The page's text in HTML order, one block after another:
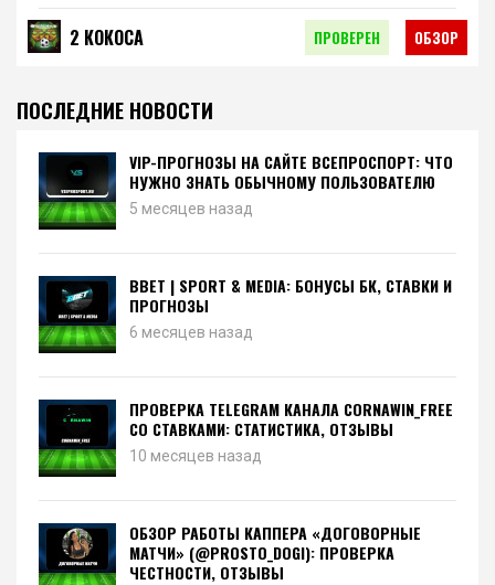
2 КОКОСА ПРОВЕРЕН ОБЗОР
ПОСЛЕДНИЕ НОВОСТИ
VIP-ПРОГНОЗЫ НА САЙТЕ ВСЕПРОСПОРТ: ЧТО
НУЖНО ЗНАТЬ ОБЫЧНОМУ ПОЛЬЗОВАТЕЛЮ
5 месяцев назад
BBET | SPORT & MEDIA: БОНУСЫ БК, СТАВКИ И
ПРОГНОЗЫ
6 месяцев назад
ПРОВЕРКА TELEGRAM КАНАЛА CORNAWIN_FREE
СО СТАВКАМИ: СТАТИСТИКА, ОТЗЫВЫ
10 месяцев назад
ОБЗОР РАБОТЫ КАППЕРА «ДОГОВОРНЫЕ
МАТЧИ» (@PROSTO_DOGI): ПРОВЕРКА
ЧЕСТНОСТИ, ОТЗЫВЫ